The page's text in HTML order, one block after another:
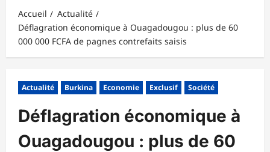
Accueil
Actualité
Déflagration économique à Ouagadougou : plus de 60
000 000 FCFA de pagnes contrefaits saisis
Actualité Burkina Economie Exclusif Société
Déflagration économique à
Ouagadougou : plus de 60